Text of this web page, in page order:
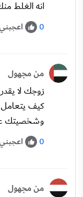
انه الغلط
0
من مجهول
زوجك لا
كيف يتعامل
وشخصيتك
0
من مجهول